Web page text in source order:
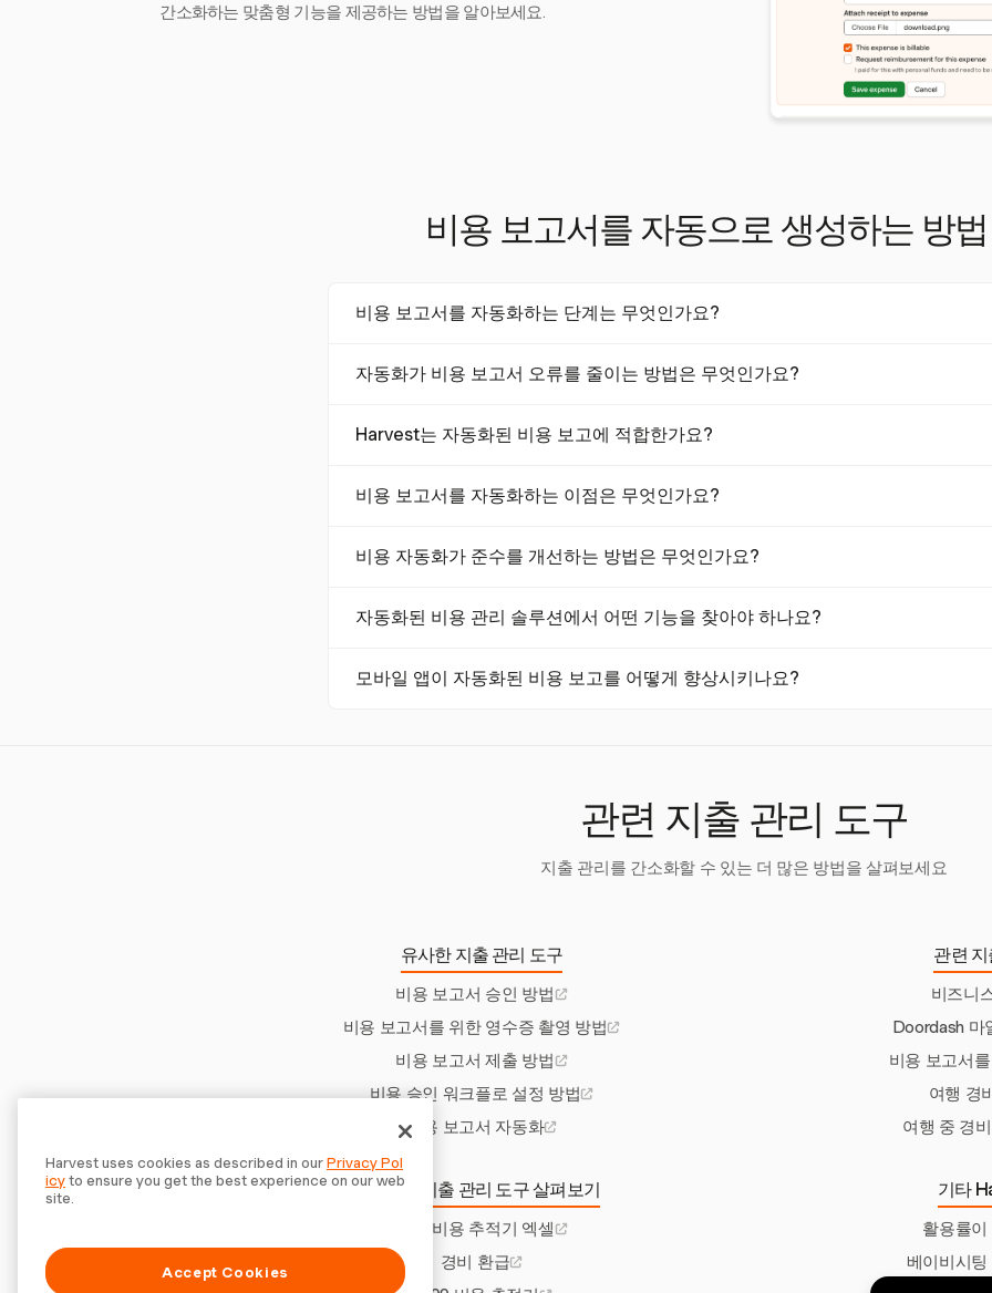
간소화하는 맞춤형 기능을 제공하는 방법을 알아보세요.
비용 보고서를 자동으로 생성하는 방
비용 보고서를 자동화하는 단계는 무엇인가요?
모바일 접근성을 갖춘 솔루션을 찾아보세요. 명확한 정책을 설정하고 직원 교육을 통해
자동화가 비용 보고서 오류를 줄이는 방법은 무엇인가요?
오류가 발생합니다. 지출 규칙을 집행하고 실시간 감독을 제공함으로써, 자동화는 비용이
Harvest는 자동화된 비용 보고에 적합한가요?
다. 정책 집행을 자동화하지는 않지만, QuickBooks Online 및 Xero와 통합하여 인보이스
비용 보고서를 자동화하는 이점은 무엇인가요?
확성을 향상시키고, 오류를 65% 줄이며, 비준수 거래를 자동으로 표시하여 준수를 보장
비용 자동화가 준수를 개선하는 방법은 무엇인가요?
이고 재무 규정을 준수하도록 보장하여 감사 지연을 방지하고 전반적인 재무 책임을 향상
자동화된 비용 관리 솔루션에서 어떤 기능을 찾아야 하나요?
동 데이터 입력을 최소화하고 준수를 향상시키며, 직원들이 이동 중에도 비용을 기록할
모바일 앱이 자동화된 비용 보고를 어떻게 향상시키나요?
관련 지출 관리 도구
지출 관리를 간소화할 수 있는 더 많은 방법을 살펴보세요
유사한 지출 관리 도구
비용 보고서 승인 방법
비용 보고서를 위한 영수증 촬영 방법
비용 보고서 제출 방법
비용 승인 워크플로 설정 방법
비용 보고서 자동화
관련
비즈니
Doordash 마
비용 보고서
여행 경
여행 중 경
더 많은 지출 관리 도구 살펴보기
휴가 비용 추적기 엑셀
경비 환급
기타
활용률
베이비시
Harvest uses cookies as described in ourPrivacy Pol
icyto ensure you get the best experience on our web
site.
Accept Cookies